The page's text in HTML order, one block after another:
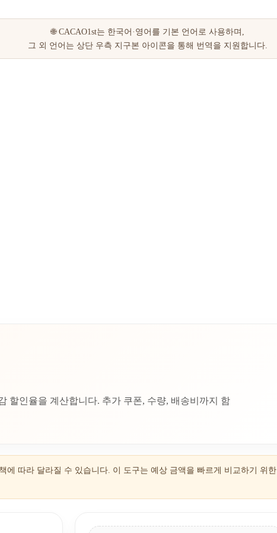
할인율을 계산합니다. 추가 쿠폰, 수량, 배송비까지 함
에 따라 달라질 수 있습니다. 이 도구는 예상 금액을 빠르게 비교하기 위한